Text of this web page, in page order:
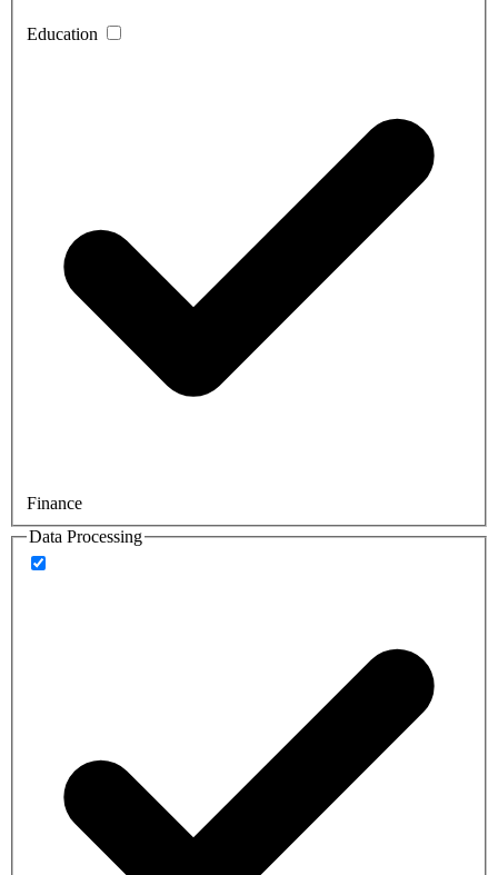
Education
Finance
Data Processing